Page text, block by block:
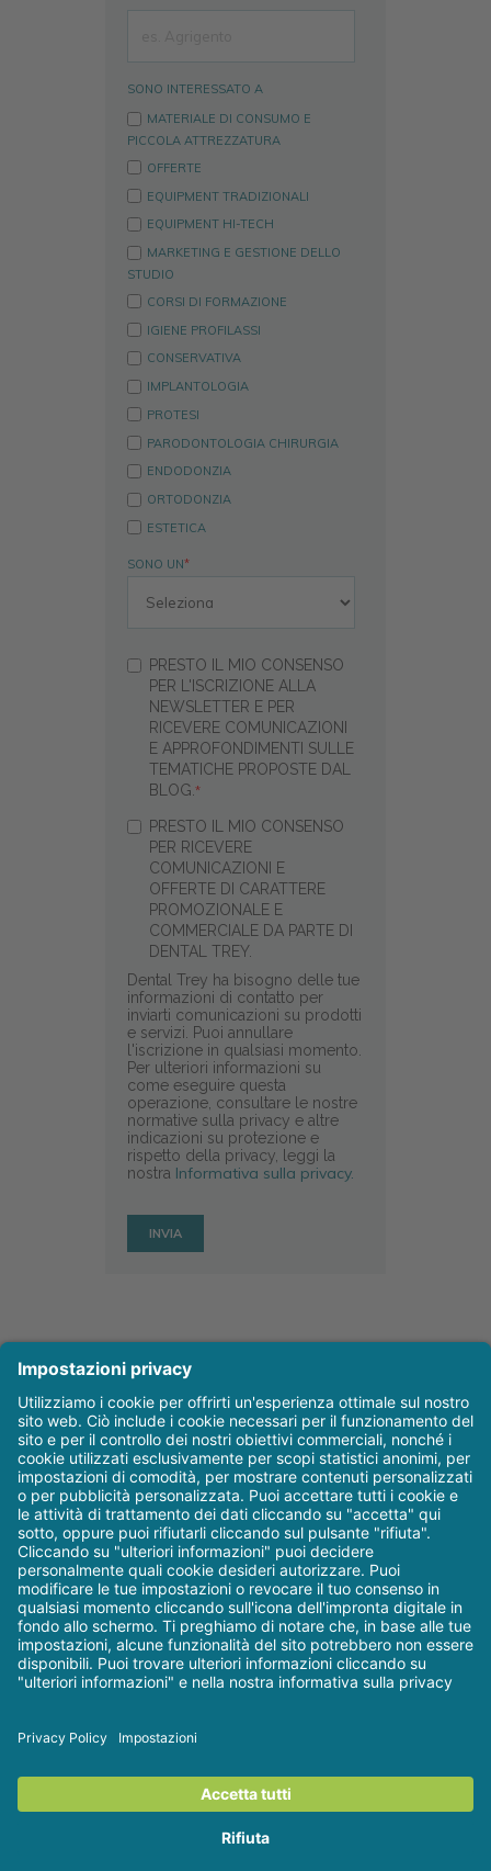
SONO INTERESSATO A
MATERIALE DI CONSUMO E
PICCOLA ATTREZZATURA
OFFERTE
EQUIPMENT TRADIZIONALI
EQUIPMENT HI-TECH
MARKETING E GESTIONE DELLO
STUDIO
CORSI DI FORMAZIONE
IGIENE PROFILASSI
CONSERVATIVA
IMPLANTOLOGIA
PROTESI
PARODONTOLOGIA CHIRURGIA
ENDODONZIA
ORTODONZIA
ESTETICA
SONO UN*
PRESTO IL MIO CONSENSO
PER L'ISCRIZIONE ALLA
NEWSLETTER E PER
RICEVERE COMUNICAZIONI
E APPROFONDIMENTI SULLE
TEMATICHE PROPOSTE DAL
BLOG.*
PRESTO IL MIO CONSENSO
PER RICEVERE
COMUNICAZIONI E
OFFERTE DI CARATTERE
PROMOZIONALE E
COMMERCIALE DA PARTE DI
DENTAL TREY.
Dental Trey ha bisogno delle tue
informazioni di contatto per
inviarti comunicazioni su prodotti
e servizi. Puoi annullare
l'iscrizione in qualsiasi momento.
Per ulteriori informazioni su
come eseguire questa
operazione, consultare le nostre
normative sulla privacy e altre
indicazioni su protezione e
rispetto della privacy, leggi la
nostra Informativa sulla privacy.
Autrice/Autore
W&H
2026
Partisani, 3 - Fiumana-Predappio (FC) |
| Email:web@dentaltrey.it|Privacy &
Cookie